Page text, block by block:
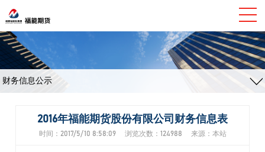
财务信息公示
2016年福能期货股份有限公司财务信息表
时间：2017/5/10 8:58:09 浏览次数：124988 来源：本站